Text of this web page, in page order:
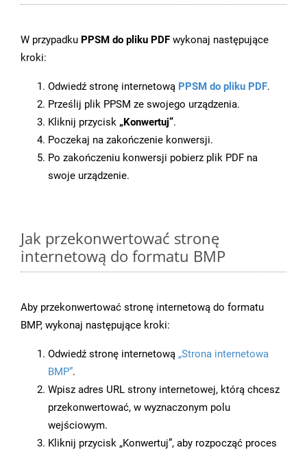
W przypadku PPSM do pliku PDF wykonaj następujące
kroki:
Odwiedź stronę internetową PPSM do pliku PDF.
Prześlij plik PPSM ze swojego urządzenia.
Kliknij przycisk „Konwertuj”.
Poczekaj na zakończenie konwersji.
Po zakończeniu konwersji pobierz plik PDF na
swoje urządzenie.
Jak przekonwertować stronę
internetową do formatu BMP
Aby przekonwertować stronę internetową do formatu
BMP, wykonaj następujące kroki:
Odwiedź stronę internetową „Strona internetowa
BMP”.
Wpisz adres URL strony internetowej, którą chcesz
przekonwertować, w wyznaczonym polu
wejściowym.
Kliknij przycisk „Konwertuj”, aby rozpocząć proces